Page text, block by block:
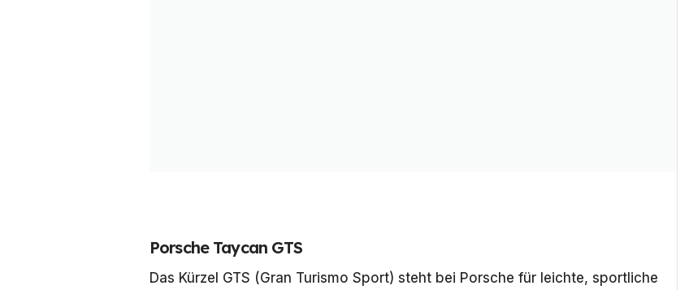
Porsche Taycan GTS
Das Kürzel GTS (Gran Turismo Sport) steht bei Porsche für leichte, sportliche